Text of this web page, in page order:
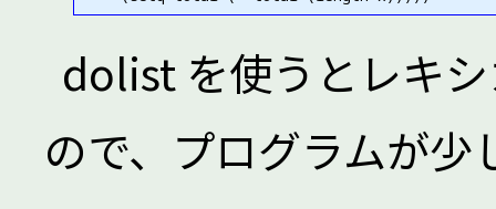
dolist を使うとレキ
ので、プログラムが